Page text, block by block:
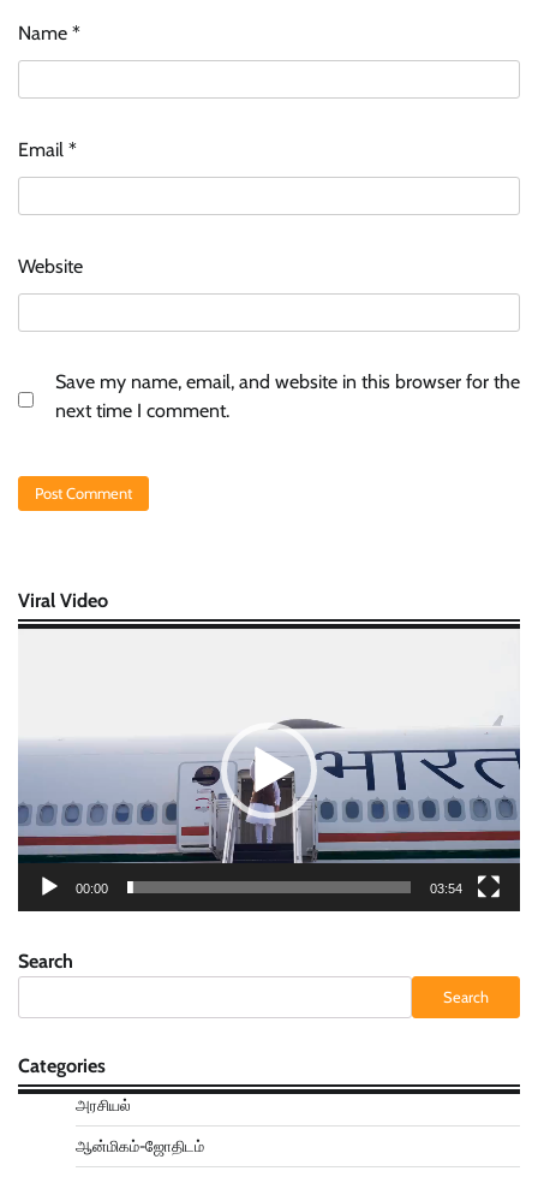
Name *
Email *
Website
Save my name, email, and website in this browser for the
next time I comment.
Viral Video
00:00 03:54
Search
Search
Categories
அரசியல்
ஆன்மிகம்-ஜோதிடம்